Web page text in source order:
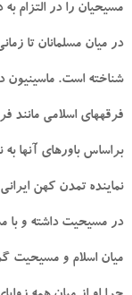
مسيحيان را در التزام
در ميان مسلمانان تا
شناخته است. ماسينيون
فرقه‏هاى اسلامى مانند
براساس باورهاى آنها
نماينده تمدن كهن
در مسيحيت داشته و با
ميان اسلام و مسيحيت